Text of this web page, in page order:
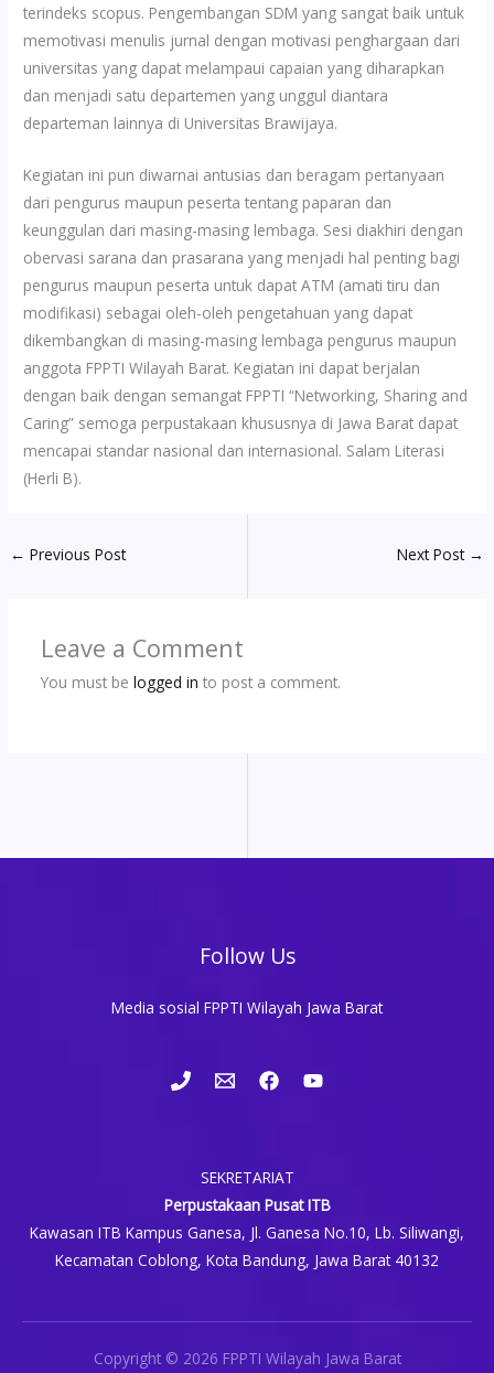
terindeks scopus. Pengembangan SDM yang sangat baik untuk
memotivasi menulis jurnal dengan motivasi penghargaan dari
universitas yang dapat melampaui capaian yang diharapkan
dan menjadi satu departemen yang unggul diantara
departeman lainnya di Universitas Brawijaya.
Kegiatan ini pun diwarnai antusias dan beragam pertanyaan
dari pengurus maupun peserta tentang paparan dan
keunggulan dari masing-masing lembaga. Sesi diakhiri dengan
obervasi sarana dan prasarana yang menjadi hal penting bagi
pengurus maupun peserta untuk dapat ATM (amati tiru dan
modifikasi) sebagai oleh-oleh pengetahuan yang dapat
dikembangkan di masing-masing lembaga pengurus maupun
anggota FPPTI Wilayah Barat. Kegiatan ini dapat berjalan
dengan baik dengan semangat FPPTI “Networking, Sharing and
Caring” semoga perpustakaan khususnya di Jawa Barat dapat
mencapai standar nasional dan internasional. Salam Literasi
(Herli B).
← Previous Post Next Post →
Leave a Comment
You must be logged in to post a comment.
Follow Us
Media sosial FPPTI Wilayah Jawa Barat
SEKRETARIAT
Perpustakaan Pusat ITB
Kawasan ITB Kampus Ganesa, Jl. Ganesa No.10, Lb. Siliwangi,
Kecamatan Coblong, Kota Bandung, Jawa Barat 40132
Copyright © 2026 FPPTI Wilayah Jawa Barat